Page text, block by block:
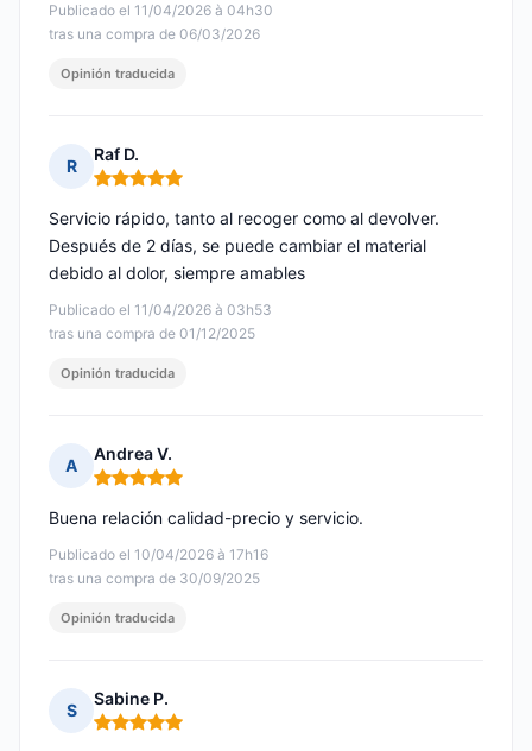
Publicado el 11/04/2026 à 04h30
tras una compra de 06/03/2026
Opinión traducida
R
Raf D.
Nota: 5 de 5
Publicado el 11/04/2026 à 03h53
tras una compra de 01/12/2025
Servicio rápido, tanto al recoger como al devolver.
Después de 2 días, se puede cambiar el material
debido al dolor, siempre amables
Opinión traducida
A
Andrea V.
Nota: 5 de 5
Publicado el 10/04/2026 à 17h16
tras una compra de 30/09/2025
Buena relación calidad-precio y servicio.
Opinión traducida
S
Sabine P.
Nota: 5 de 5